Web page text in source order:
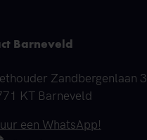
Barneveld
Zandbergenlaan 3
KT Barneveld
een WhatsApp!